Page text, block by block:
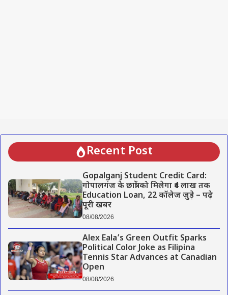
Recent Post
Gopalganj Student Credit Card:
गोपालगंज के छात्रों को मिलेगा ₹4 लाख तक
Education Loan, 22 कॉलेज जुड़े – पढ़े
पूरी खबर
08/08/2026
Alex Eala’s Green Outfit Sparks
Political Color Joke as Filipina
Tennis Star Advances at Canadian
Open
08/08/2026